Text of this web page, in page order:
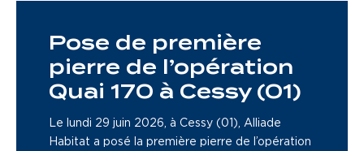
Pose de première
pierre de l’opération
Quai 170 à Cessy (01)
Le lundi 29 juin 2026, à Cessy (01), Alliade
Habitat a posé la première pierre de l’opération